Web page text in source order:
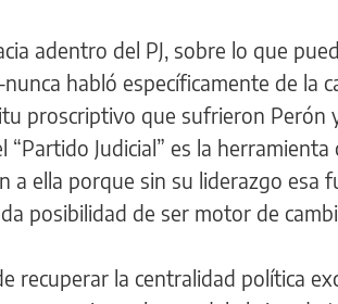
adentro del PJ, sobre lo que
habló específicamente de la
proscriptivo que sufrieron Perón
“Partido Judicial” es la herramienta
a ella porque sin su liderazgo esa
posibilidad de ser motor de
recuperar la centralidad política